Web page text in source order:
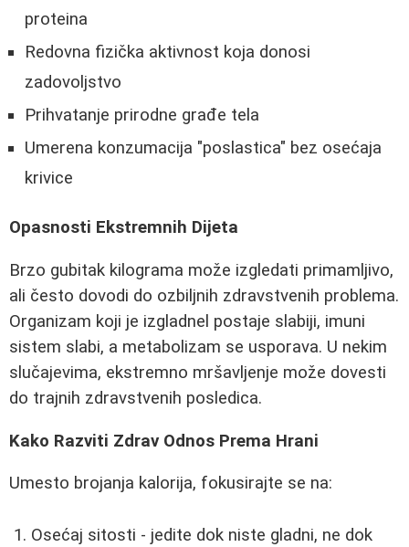
proteina
Redovna fizička aktivnost koja donosi
zadovoljstvo
Prihvatanje prirodne građe tela
Umerena konzumacija "poslastica" bez osećaja
krivice
Opasnosti Ekstremnih Dijeta
Brzo gubitak kilograma može izgledati primamljivo,
ali često dovodi do ozbiljnih zdravstvenih problema.
Organizam koji je izgladnel postaje slabiji, imuni
sistem slabi, a metabolizam se usporava. U nekim
slučajevima, ekstremno mršavljenje može dovesti
do trajnih zdravstvenih posledica.
Kako Razviti Zdrav Odnos Prema Hrani
Umesto brojanja kalorija, fokusirajte se na:
Osećaj sitosti - jedite dok niste gladni, ne dok